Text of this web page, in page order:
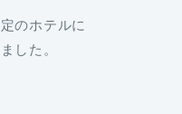
のホテルに
した。